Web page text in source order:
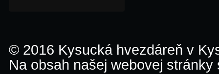
© 2016 Kysucká hvezdáreň v
Na obsah našej webovej